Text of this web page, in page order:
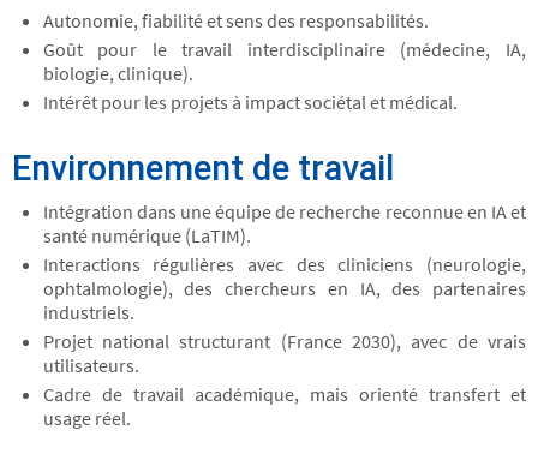
Autonomie, fiabilité et sens des responsabilités.
Goût pour le travail interdisciplinaire (médecine, IA,
biologie, clinique).
Intérêt pour les projets à impact sociétal et médical.
Environnement de travail
Intégration dans une équipe de recherche reconnue en IA et
santé numérique (LaTIM).
Interactions régulières avec des cliniciens (neurologie,
ophtalmologie), des chercheurs en IA, des partenaires
industriels.
Projet national structurant (France 2030), avec de vrais
utilisateurs.
Cadre de travail académique, mais orienté transfert et
usage réel.